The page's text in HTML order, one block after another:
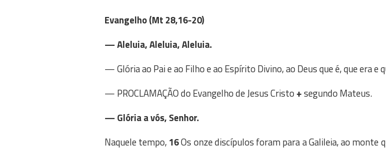
Evangelho (Mt 28,16-20)
— Aleluia, Aleluia, Aleluia.
— Glória ao Pai e ao Filho e ao Espírito Divino, ao Deus que é, que era e
— PROCLAMAÇÃO do Evangelho de Jesus Cristo +segundo Mateus.
— Glória a vós, Senhor.
Naquele tempo, 16Os onze discípulos foram para a Galileia, ao monte